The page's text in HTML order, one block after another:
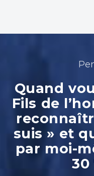
Quand
Fils de
suis » et
par moi-
30